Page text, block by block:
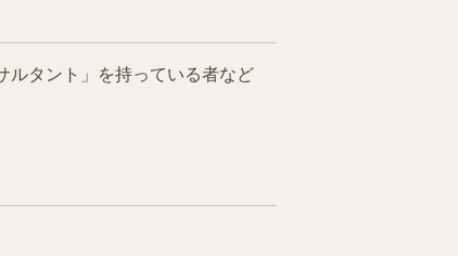
ルタント」を持っている者など